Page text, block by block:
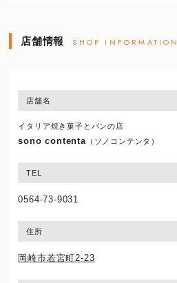
店舗情報 SHOP INFORMATION
店舗名
イタリア焼き菓子とパンの店
sono contenta （ソノコンテンタ）
TEL
0564-73-9031
住所
岡崎市若宮町2-23